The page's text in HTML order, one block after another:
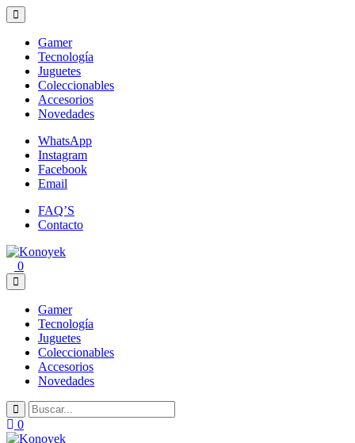
Loading...
Gamer
Tecnología
Juguetes
Coleccionables
Accesorios
Novedades
WhatsApp
Instagram
Facebook
Email
FAQ’S
Contacto
0
Gamer
Tecnología
Juguetes
Coleccionables
Accesorios
Novedades
0